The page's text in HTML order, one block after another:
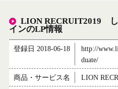
LION RECRUIT2019
インのLP情報
登録日 2018-06-18
http://
duate/
商品・サービス名 LION